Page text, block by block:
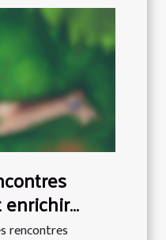
enrichir
?
rencontres